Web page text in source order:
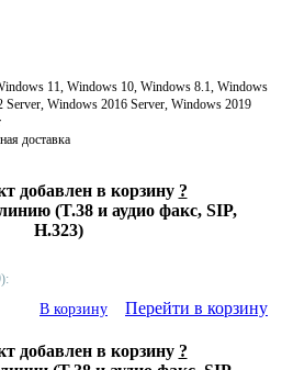
11, Windows 10, Windows 8.1, Windows
Windows 2016 Server, Windows 2019
доставка
добавлен в корзину ?
(T.38 и аудио факс, SIP,
H.323)
В корзину Перейти в корзину
добавлен в корзину ?